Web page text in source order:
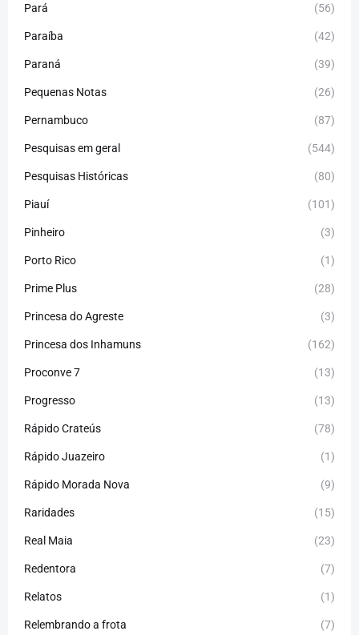
Pará (56)
Paraíba (42)
Paraná (39)
Pequenas Notas (26)
Pernambuco (87)
Pesquisas em geral (544)
Pesquisas Históricas (80)
Piauí (101)
Pinheiro (3)
Porto Rico (1)
Prime Plus (28)
Princesa do Agreste (3)
Princesa dos Inhamuns (162)
Proconve 7 (13)
Progresso (13)
Rápido Crateús (78)
Rápido Juazeiro (1)
Rápido Morada Nova (9)
Raridades (15)
Real Maia (23)
Redentora (7)
Relatos (1)
Relembrando a frota (7)